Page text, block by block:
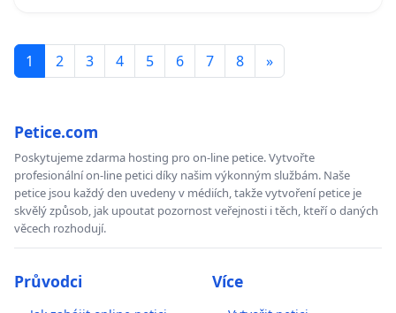
1 2 3 4 5 6 7 8 »
Petice.com
Poskytujeme zdarma hosting pro on-line petice. Vytvořte
profesionální on-line petici díky našim výkonným službám. Naše
petice jsou každý den uvedeny v médiích, takže vytvoření petice je
skvělý způsob, jak upoutat pozornost veřejnosti i těch, kteří o daných
věcech rozhodují.
Průvodci Více